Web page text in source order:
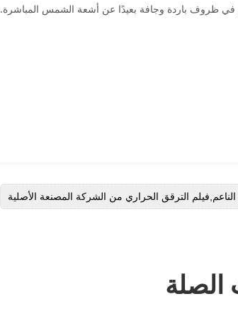
في ظروف باردة وجافة بعيدًا عن أشعة الشمس المباشرة.
الصلة